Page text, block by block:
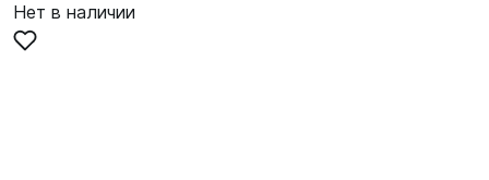
Нет в наличии